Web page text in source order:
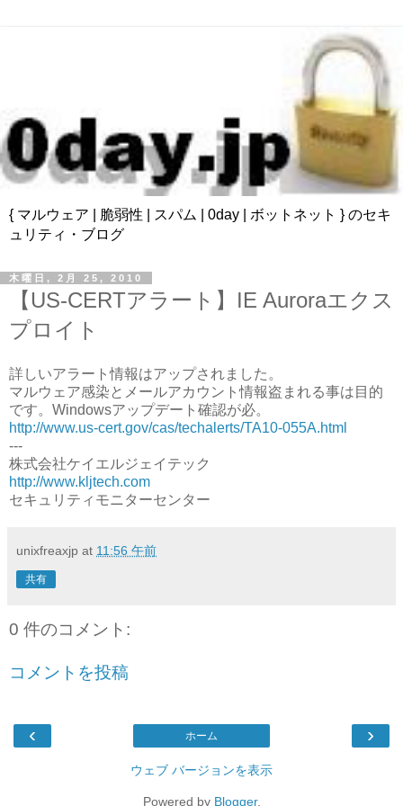
{ マルウェア | 脆弱性 | スパム | 0day | ボットネット } のセキ
ュリティ・ブログ
木曜日, 2月 25, 2010
【US-CERTアラート】IE Auroraエクス
プロイト
詳しいアラート情報はアップされました。
マルウェア感染とメールアカウント情報盗まれる事は目的
です。Windowsアップデート確認が必。
http://www.us-cert.gov/cas/techalerts/TA10-055A.html
---
株式会社ケイエルジェイテック
http://www.kljtech.com
セキュリティモニターセンター
unixfreaxjp at 11:56 午前
共有
0 件のコメント:
コメントを投稿
‹ ›
ホーム
ウェブ バージョンを表示
Powered by Blogger.